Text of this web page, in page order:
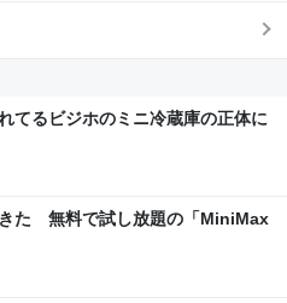
てるビジホのミニ冷蔵庫の正体に
た 無料で試し放題の「MiniMax